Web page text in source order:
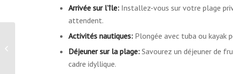
Arrivée sur l’île: Installez-vous sur votre plage
attendent.
Activités nautiques: Plongée avec tuba ou kayak
Déjeuner sur la plage: Savourez un déjeuner de
cadre idyllique.
Snorkeling – Malé, Maldives